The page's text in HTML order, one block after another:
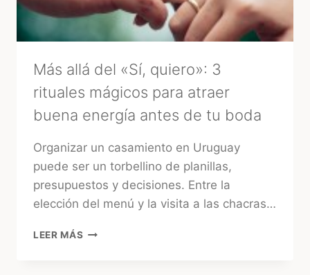
EXPERTA
–
Más allá del «Sí, quiero»: 3
rituales mágicos para atraer
buena energía antes de tu boda
Organizar un casamiento en Uruguay
puede ser un torbellino de planillas,
presupuestos y decisiones. Entre la
elección del menú y la visita a las chacras…
LEER MÁS MÁS